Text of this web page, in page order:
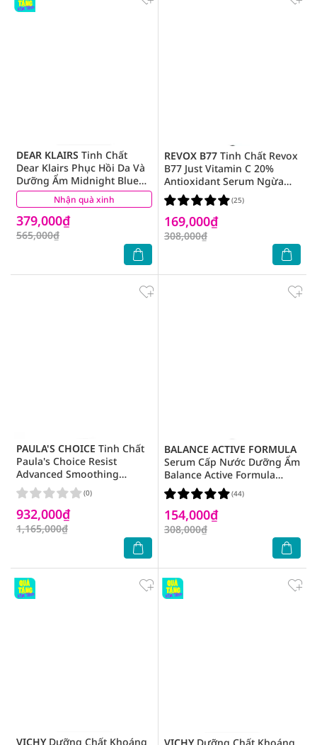
Nhận quà xinh
DEAR KLAIRS Tinh Chất
Dear Klairs Phục Hồi Da Và
Dưỡng Ẩm Midnight Blue
Youth Activating Drop 20ml
379,000₫
565,000₫
(1)
REVOX B77 Tinh Chất Revox
B77 Just Vitamin C 20%
Antioxidant Serum Ngừa
Oxy Hóa & Làm Sáng Da
30ml
169,000₫
308,000₫
(25)
PAULA'S CHOICE Tinh Chất
Paula's Choice Resist
Advanced Smoothing
Treatment 10% AHA Làm
Sáng Và Đều Màu Da 30ml
932,000₫
1,165,000₫
(0)
BALANCE ACTIVE FORMULA
Serum Cấp Nước Dưỡng Ẩm
Balance Active Formula
30ml
154,000₫
308,000₫
(44)
VICHYDưỡng Chất Khoáng